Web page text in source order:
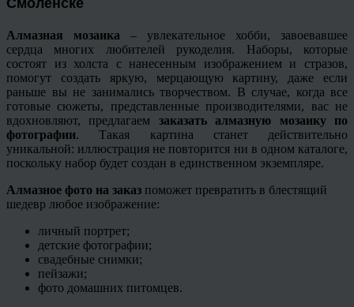
Смоленске
Алмазная мозаика – увлекательное хобби, завоевавшее
сердца многих любителей рукоделия. Наборы, которые
состоят из холста с нанесенным изображением и стразов,
помогут создать яркую, мерцающую картину, даже если
раньше вы не занимались творчеством. В случае, когда все
готовые сюжеты, представленные производителями, вас не
вдохновляют, предлагаем заказать алмазную мозаику по
фотографии. Такая картина станет действительно
уникальной: иллюстрация не повторится ни в одном каталоге,
поскольку набор будет создан в единственном экземпляре.
Алмазное фото на заказ поможет превратить в блестящий
шедевр любое изображение:
личный портрет;
детские фотографии;
свадебные снимки;
пейзажи;
фото домашних питомцев.